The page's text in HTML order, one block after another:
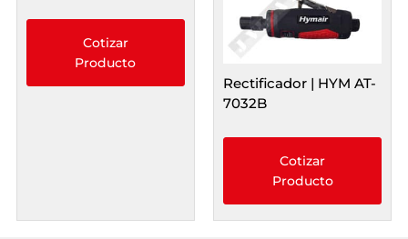
Cotizar
Producto
Rectificador | HYM AT-
7032B
Cotizar
Producto